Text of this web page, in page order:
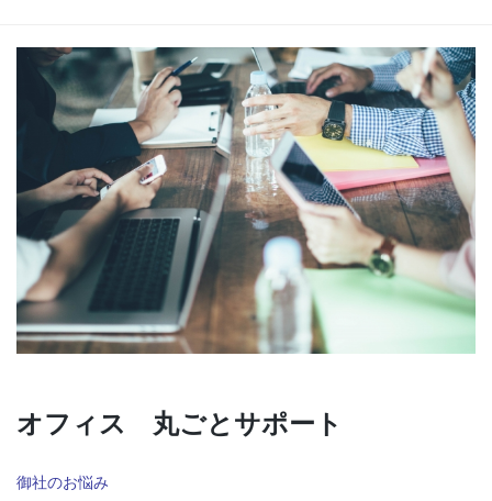
オフィス 丸ごとサポート
御社のお悩み